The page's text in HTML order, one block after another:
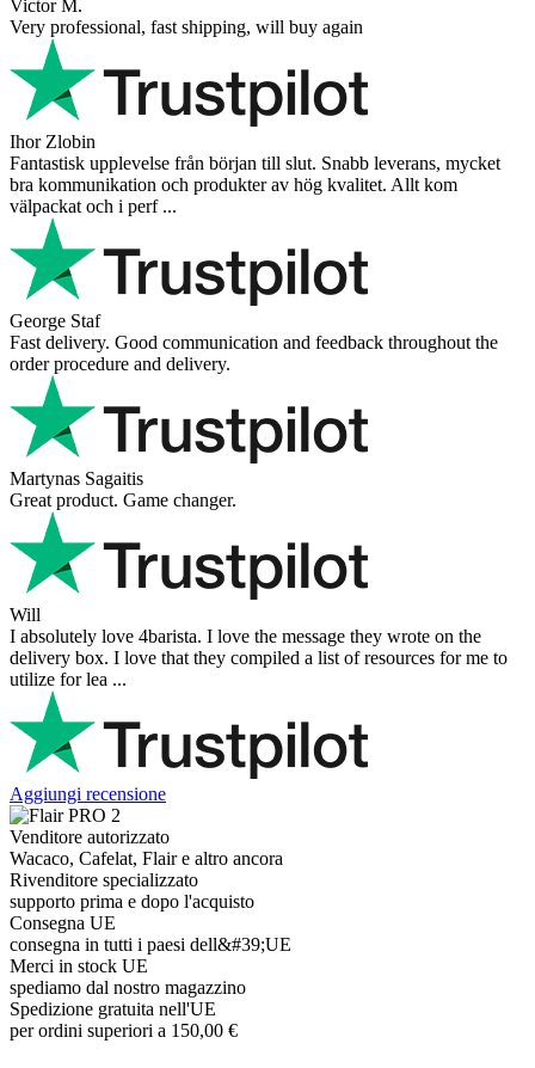
Vaarg
Very nice - well done, will shop again for sure sometime in the
future!
Andrea Munari
Very good customer support and delivery.
Andreas
Very good experience shopping at 4Barista. I bought a ZP6 Special,
and the order was well packaged, which eliminated any worries
about potential damag ...
Victor M.
Very professional, fast shipping, will buy again
Ihor Zlobin
Fantastisk upplevelse från början till slut. Snabb leverans, mycket
bra kommunikation och produkter av hög kvalitet. Allt kom
välpackat och i perf ...
George Staf
Fast delivery. Good communication and feedback throughout the
order procedure and delivery.